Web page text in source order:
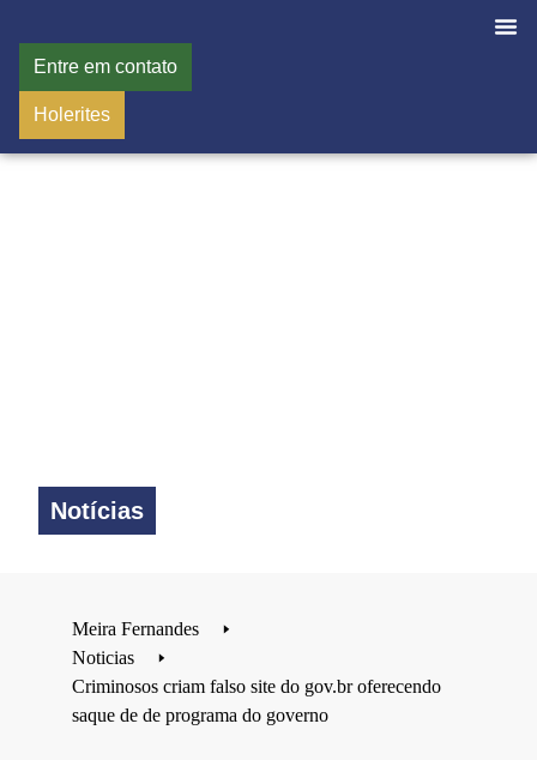
Entre em contato
Holerites
Notícias
Meira Fernandes
🢒
Noticias
🢒
Criminosos criam falso site do gov.br oferecendo
saque de de programa do governo